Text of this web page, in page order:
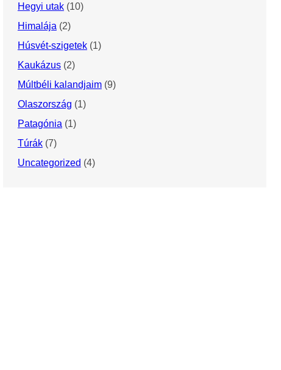
Hegyi utak(10)
Himalája (2)
Húsvét-szigetek(1)
Kaukázus(2)
Múltbéli kalandjaim(9)
Olaszország (1)
Patagónia (1)
Túrák(7)
Uncategorized (4)